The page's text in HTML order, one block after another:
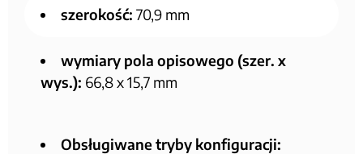
szerokość: 70,9 mm
wymiary pola opisowego (szer. x
wys.): 66,8 x 15,7 mm
Obsługiwane tryby konfiguracji: